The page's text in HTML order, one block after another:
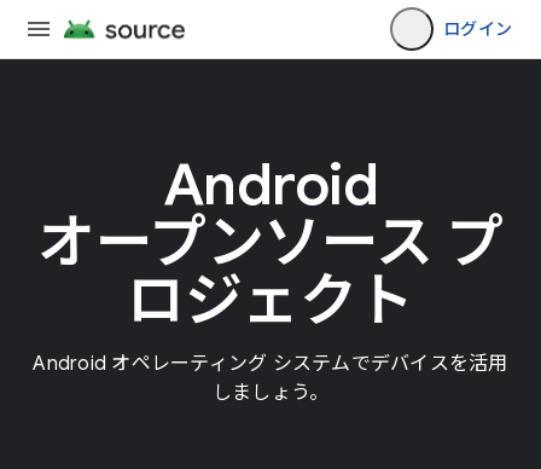
ログイン
Android
オープンソース プ
ロジェクト
Android オペレーティング システムでデバイスを活用
しましょう。